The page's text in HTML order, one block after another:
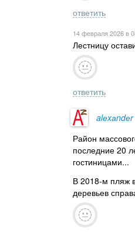
ответить
14 февраля 2026в
Лестницу
ответить
alеxаndеr
Район
последние 20
гостиницами...
В 2018-м пляж
деревьев